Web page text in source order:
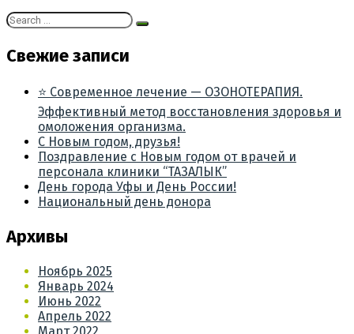
Свежие записи
⭐ Современное лечение — ОЗОНОТЕРАПИЯ.
Эффективный метод восстановления здоровья и
омоложения организма.
С Новым годом, друзья!
Поздравление с Новым годом от врачей и
персонала клиники “ТАЗАЛЫК”
День города Уфы и День России!
Национальный день донора
Архивы
Ноябрь 2025
Январь 2024
Июнь 2022
Апрель 2022